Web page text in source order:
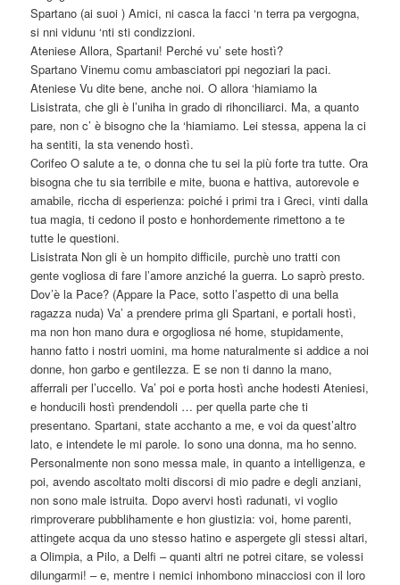
Spartano (ai suoi ) Amici, ni casca la facci ‘n terra pa vergogna,
si nni vidunu ‘nti sti condizzioni.
Ateniese Allora, Spartani! Perché vu’ sete hostì?
Spartano Vinemu comu ambasciatori ppi negoziari la paci.
Ateniese Vu dite bene, anche noi. O allora ‘hiamiamo la
Lisistrata, che gli è l’uniha in grado di rihonciliarci. Ma, a quanto
pare, non c’ è bisogno che la ‘hiamiamo. Lei stessa, appena la ci
ha sentiti, la sta venendo hostì.
Corifeo O salute a te, o donna che tu sei la più forte tra tutte. Ora
bisogna che tu sia terribile e mite, buona e hattiva, autorevole e
amabile, riccha di esperienza: poiché i primi tra i Greci, vinti dalla
tua magia, ti cedono il posto e honhordemente rimettono a te
tutte le questioni.
Lisistrata Non gli è un hompito difficile, purchè uno tratti con
gente vogliosa di fare l’amore anziché la guerra. Lo saprò presto.
Dov’è la Pace? (Appare la Pace, sotto l’aspetto di una bella
ragazza nuda) Va’ a prendere prima gli Spartani, e portali hostì,
ma non hon mano dura e orgogliosa né home, stupidamente,
hanno fatto i nostri uomini, ma home naturalmente si addice a noi
donne, hon garbo e gentilezza. E se non ti danno la mano,
afferrali per l’uccello. Va’ poi e porta hostì anche hodesti Ateniesi,
e honducili hostì prendendoli … per quella parte che ti
presentano. Spartani, state acchanto a me, e voi da quest’altro
lato, e intendete le mi parole. Io sono una donna, ma ho senno.
Personalmente non sono messa male, in quanto a intelligenza, e
poi, avendo ascoltato molti discorsi di mio padre e degli anziani,
non sono male istruita. Dopo avervi hostì radunati, vi voglio
rimproverare pubblihamente e hon giustizia: voi, home parenti,
attingete acqua da uno stesso hatino e aspergete gli stessi altari,
a Olimpia, a Pilo, a Delfi – quanti altri ne potrei citare, se volessi
dilungarmi! – e, mentre i nemici inhombono minacciosi con il loro